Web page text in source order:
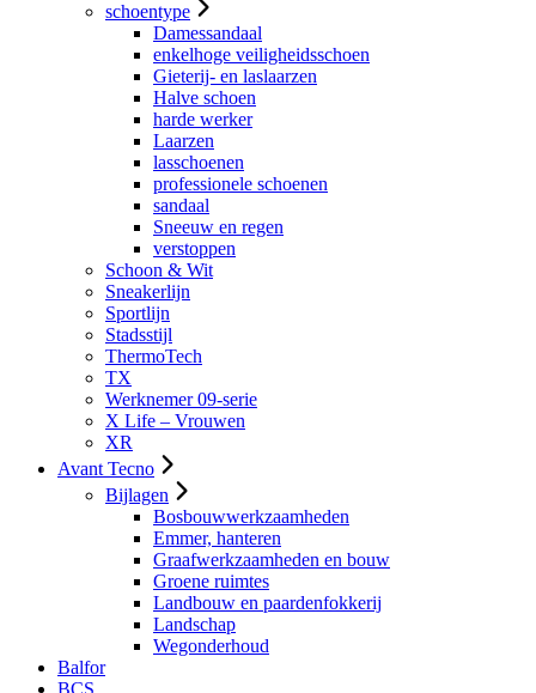
schoentype
Damessandaal
enkelhoge veiligheidsschoen
Gieterij- en laslaarzen
Halve schoen
harde werker
Laarzen
lasschoenen
professionele schoenen
sandaal
Sneeuw en regen
verstoppen
Schoon & Wit
Sneakerlijn
Sportlijn
Stadsstijl
ThermoTech
TX
Werknemer 09-serie
X Life – Vrouwen
XR
Avant Tecno
Bijlagen
Bosbouwwerkzaamheden
Emmer, hanteren
Graafwerkzaamheden en bouw
Groene ruimtes
Landbouw en paardenfokkerij
Landschap
Wegonderhoud
Balfor
BCS